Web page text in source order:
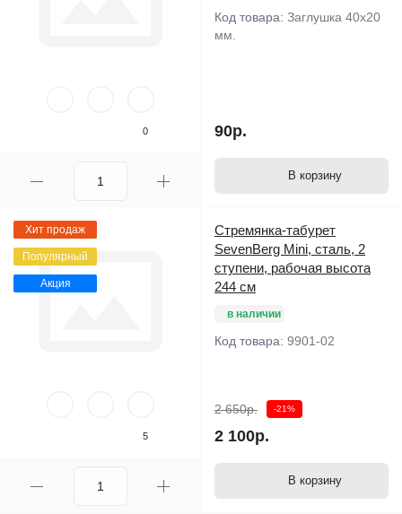
0
Код товара: Заглушка 40х20
мм.
90р.
В корзину
Хит продаж
Популярный
Акция
5
Стремянка-табурет
SevenBerg Mini, сталь, 2
ступени, рабочая высота
244 см
в наличии
Код товара: 9901-02
2 650р. -21%
2 100р.
В корзину